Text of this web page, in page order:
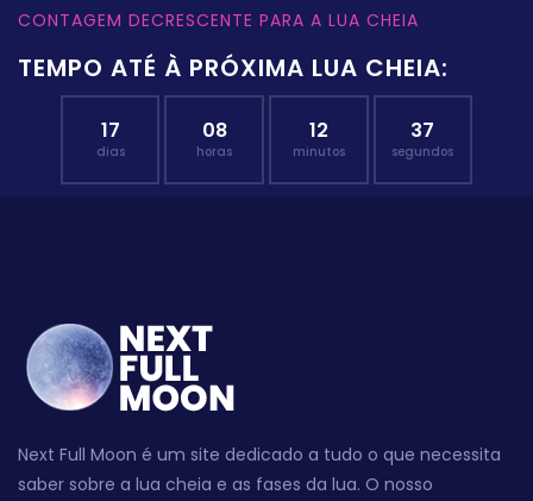
CONTAGEM DECRESCENTE PARA A LUA CHEIA
TEMPO ATÉ À PRÓXIMA LUA CHEIA:
17
dias
08
horas
12
minutos
37
segundos
Next Full Moon é um site dedicado a tudo o que necessita
saber sobre a lua cheia e as fases da lua. O nosso